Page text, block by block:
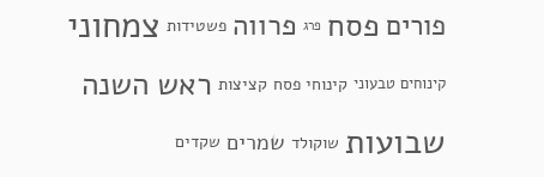
פורים פסח פרג פרווה פשטידות צמחוני
קינוחים טבעוני קינוחי פסח קציצות ראש השנה
שבועות שוקולד שמרים שקדים